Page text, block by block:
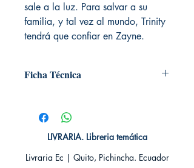
sale a la luz. Para salvar a su
familia, y tal vez al mundo, Trinity
tendrá que confiar en Zayne.
Ficha Técnica
Editorial: Plataforma
Idioma: Castellano
Encuadernación: Tapa blanda
Categoría: Novela Juvenil - Ficción
LIVRARIA. Libreria temática
Livraria Ec | Quito, Pichincha. Ecuador